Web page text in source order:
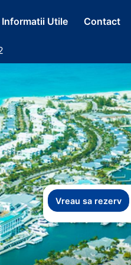
Informatii Utile Contact
Vreau sa rezerv